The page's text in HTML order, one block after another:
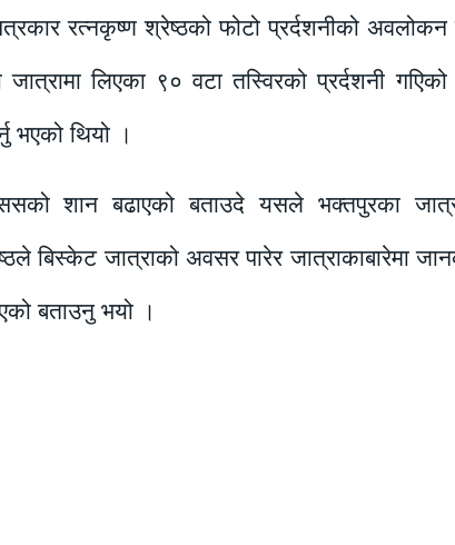
रत्नकृष्ण श्रेष्ठको फोटो प्रर्दशनीको अवलोकन
लिएका ९० वटा तस्विरको प्रर्दशनी
भएको थियो ।
शान बढाएको बताउदे यसले भक्तपुरका
बिस्केट जात्राको अवसर पारेर जात्राकाबारेमा
बताउनु भयो ।